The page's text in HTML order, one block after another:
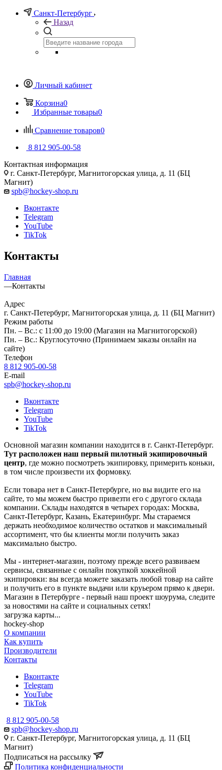
Санкт-Петербург
Назад
Личный кабинет
Корзина0
Избранные товары0
Сравнение товаров0
8 812 905-00-58
Контактная информация
г. Санкт-Петербург, Магнитогорская улица, д. 11 (БЦ
Магнит)
spb@hockey-shop.ru
Вконтакте
Telegram
YouTube
TikTok
Контакты
Главная
—Контакты
Адрес
г. Санкт-Петербург, Магнитогорская улица, д. 11 (БЦ Магнит)
Режим работы
Пн. – Вс.: с 11:00 до 19:00 (Магазин на Магнитогорской)
Пн. – Вс.: Круглосуточно (Принимаем заказы онлайн на
сайте)
Телефон
8 812 905-00-58
E-mail
spb@hockey-shop.ru
Вконтакте
Telegram
YouTube
TikTok
Основной магазин компании находится в г. Санкт-Петербург.
Тут расположен наш первый пилотный экипировочный
центр, где можно посмотреть экипировку, примерить коньки,
в том числе произвести их формовку.
Если товара нет в Санкт-Петербурге, но вы видите его на
сайте, то мы можем быстро привезти его с другого склада
компании. Склады находятся в четырех городах: Москва,
Санкт-Петербург, Казань, Екатеринбург. Мы стараемся
держать необходимое количество остатков и максимальный
ассортимент, что бы клиенты могли получить заказ
максимально быстро.
Мы - интернет-магазин, поэтому прежде всего развиваем
сервисы, связанные с онлайн покупкой хоккейной
экипировки: вы всегда можете заказать любой товар на сайте
и получить его в пункте выдачи или круьером прямо к двери.
Магазин в Петербурге - первый наш проект шоурума, следите
за новостями на сайте и социальных сетях!
загрузка карты...
hockey-shop
О компании
Как купить
Производители
Контакты
Вконтакте
Telegram
YouTube
TikTok
8 812 905-00-58
spb@hockey-shop.ru
г. Санкт-Петербург, Магнитогорская улица, д. 11 (БЦ
Магнит)
Подписаться на рассылку
Политика конфиденциальности